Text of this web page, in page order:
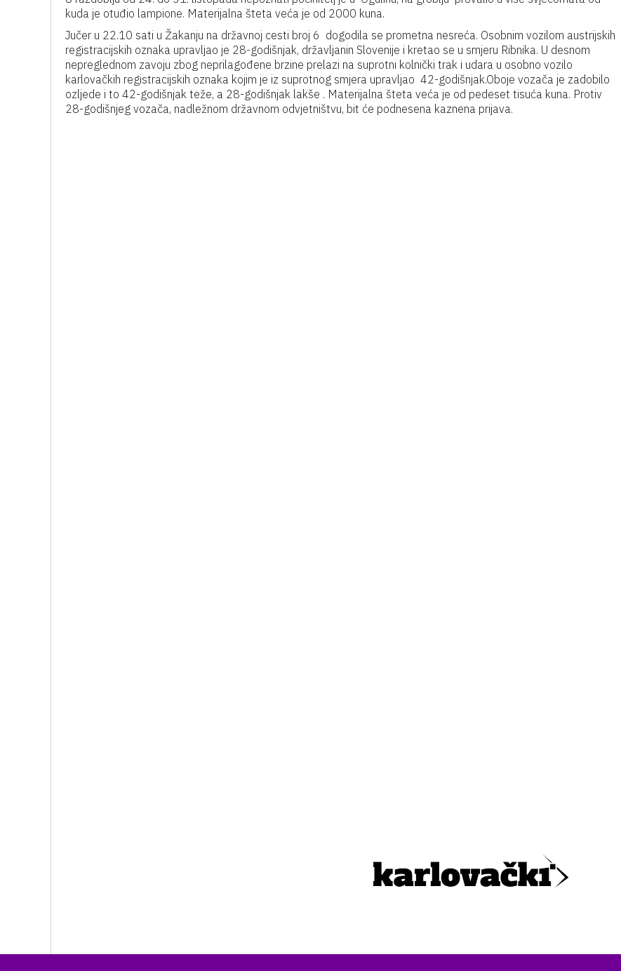
kuda je otuđio lampione. Materijalna šteta veća je od 2000 kuna.
Jučer u 22.10 sati u Žakanju na državnoj cesti broj 6 dogodila se prometna nesreća. Osobnim vozilom austrijskih
registracijskih oznaka upravljao je 28-godišnjak, državljanin Slovenije i kretao se u smjeru Ribnika. U desnom
nepreglednom zavoju zbog neprilagođene brzine prelazi na suprotni kolnički trak i udara u osobno vozilo
karlovačkih registracijskih oznaka kojim je iz suprotnog smjera upravljao 42-godišnjak.Oboje vozača je zadobilo
ozljede i to 42-godišnjak teže, a 28-godišnjak lakše . Materijalna šteta veća je od pedeset tisuća kuna. Protiv
28-godišnjeg vozača, nadležnom državnom odvjetništvu, bit će podnesena kaznena prijava.